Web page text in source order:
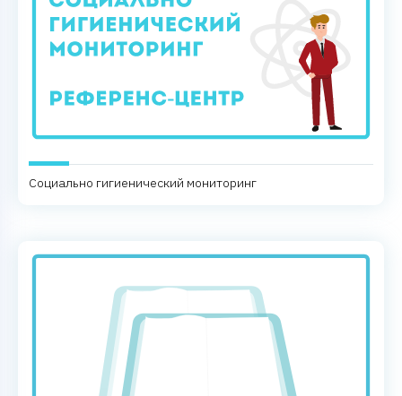
Социально гигиенический мониторинг